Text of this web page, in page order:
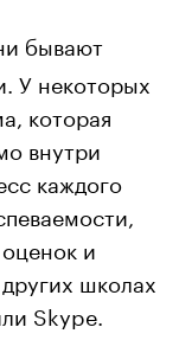
бывают
У некоторых
которая
внутри
каждого
и
школах
Skype.